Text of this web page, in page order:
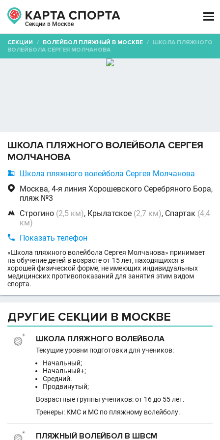
Секции в Москве

СЕКЦИИ / ВОЛЕЙБОЛ ПЛЯЖНЫЙ В МОСКВЕ / ШКОЛА ПЛЯЖНОГО
ВОЛЕЙБОЛА СЕРГЕЯ МОЛЧАНОВА
ШКОЛА ПЛЯЖНОГО ВОЛЕЙБОЛА СЕРГЕЯ
МОЛЧАНОВА
 Школа пляжного волейбола Сергея Молчанова

Москва, 4-я линия Хорошевского Серебряного Бора,
пляж №3
 Строгино (2,5 км), Крылатское (2,7 км), Спартак (4,4
км)
 Показать телефон
«Школа пляжного волейбола Сергея Молчанова» принимает
на обучение детей в возрасте от 15 лет, находящихся в
хорошей физической форме, не имеющих индивидуальных
медицинских противопоказаний для занятия этим видом
спорта.
ДРУГИЕ СЕКЦИИ В МОСКВЕ
ШКОЛА ПЛЯЖНОГО ВОЛЕЙБОЛА
Текущие уровни подготовки для учеников:
Начальный;
Начальный+;
Средний.
Продвинутый;
Возрастные группы учеников: от 16 до 55 лет.
Тренеры: КМС и МС по пляжному волейболу.
ПЛЯЖНЫЙ ВОЛЕЙБОЛ В ШВСМ